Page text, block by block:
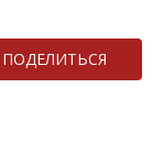
ПОДЕЛИТЬСЯ